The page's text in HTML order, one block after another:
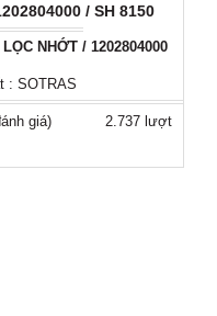
/ SH 8150
NHỚT / 1202804000
: SOTRAS
/ SH 8150
- EU
nén khí
giá)
2.737 lượt